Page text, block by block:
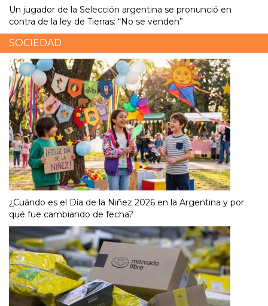
Un jugador de la Selección argentina se pronunció en
contra de la ley de Tierras: “No se venden”
SOCIEDAD
¿Cuándo es el Día de la Niñez 2026 en la Argentina y por
qué fue cambiando de fecha?